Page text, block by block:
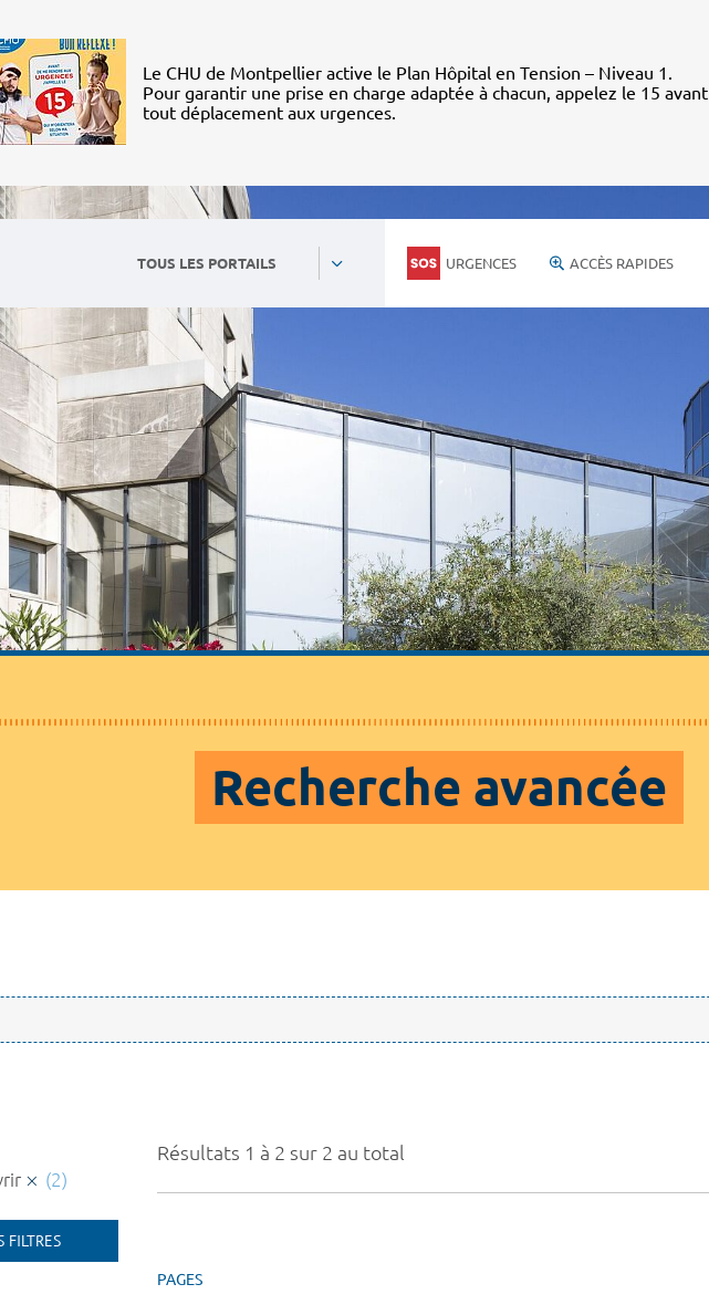
Le CHU de Montpellier active le Plan Hôpital en Tension – Niveau 1.
Pour garantir une prise en charge adaptée à chacun, appelez le 15 avant
tout déplacement aux urgences.
TOUS LES PORTAILS URGENCES ACCÈS RAPIDES
Recherche avancée
Résultats 1 à 2 sur 2 au total
PAGES
(2)
FILTRES